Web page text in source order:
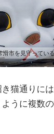
滑市を見守ってい
猫通りに
うに複数